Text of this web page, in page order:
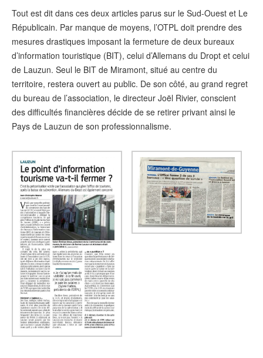
Tout est dit dans ces deux articles parus sur le Sud-Ouest et Le
Républicain. Par manque de moyens, l’OTPL doit prendre des
mesures drastiques imposant la fermeture de deux bureaux
d’information touristique (BIT), celui d’Allemans du Dropt et celui
de Lauzun. Seul le BIT de Miramont, situé au centre du
territoire, restera ouvert au public. De son côté, au grand regret
du bureau de l’association, le directeur Joël Rivier, conscient
des difficultés financières décide de se retirer privant ainsi le
Pays de Lauzun de son professionnalisme.